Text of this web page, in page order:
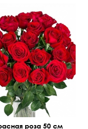
роза 50 см